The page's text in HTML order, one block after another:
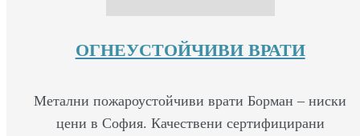
ОГНЕУСТОЙЧИВИ ВРАТИ
Метални пожароустойчиви врати Борман – ниски
цени в София. Качествени сертифицирани